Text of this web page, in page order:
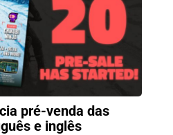
pré-venda das
e inglês